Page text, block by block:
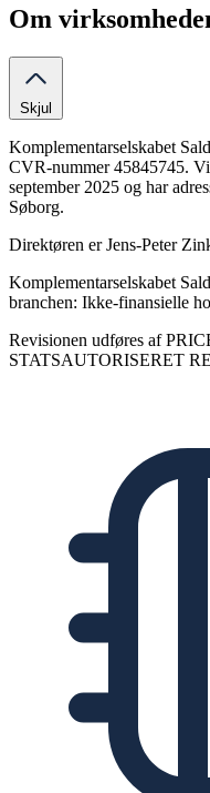
Om
Skjul
Komplementarselskabet
CVR-nummer 45845745.
september 2025 og har
Søborg.
Direktøren er Jens-Peter
Komplementarselskabet
branchen: Ikke-finansielle
Revisionen udføres af
STATSAUTORISERET